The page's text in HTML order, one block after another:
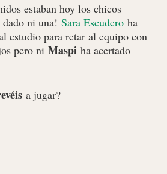
estaban hoy los chicos
dado ni una! Sara Escudero ha
estudio para retar al equipo con
pero ni Maspi ha acertado
a jugar?